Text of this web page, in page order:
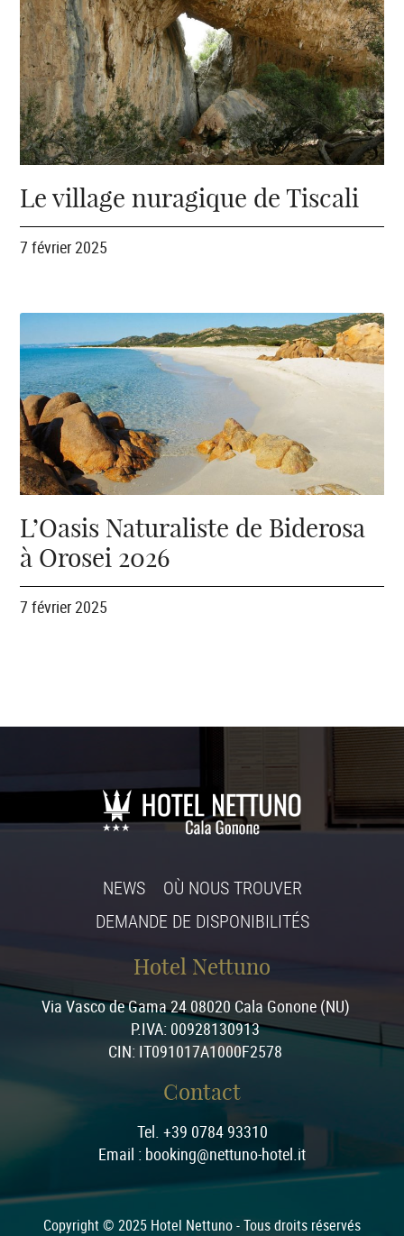
Le village nuragique de Tiscali
7 février 2025
L’Oasis Naturaliste de Biderosa
à Orosei 2026
7 février 2025
NEWS
OÙ NOUS TROUVER
DEMANDE DE DISPONIBILITÉS
Hotel Nettuno
Via Vasco de Gama 24 08020 Cala Gonone (NU)
P.IVA: 00928130913
CIN: IT091017A1000F2578
Contact
Tel. +39 0784 93310
Email : booking@nettuno-hotel.it
Copyright © 2025 Hotel Nettuno - Tous droits réservés